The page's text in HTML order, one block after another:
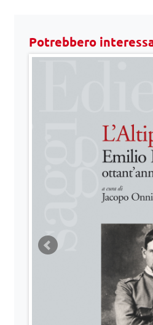
Potrebbero